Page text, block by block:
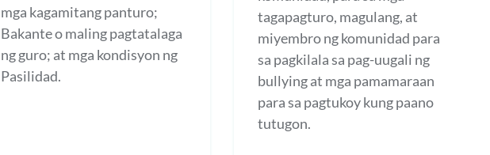
mga kagamitang panturo;
Bakante o maling pagtatalaga
ng guro; at mga kondisyon ng
Pasilidad.
tagapagturo, magulang, at
miyembro ng komunidad para
sa pagkilala sa pag-uugali ng
bullying at mga pamamaraan
para sa pagtukoy kung paano
tutugon.